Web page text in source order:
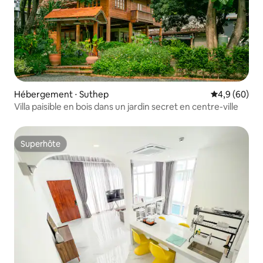
Hébergement ⋅ Suthep Évaluation
4,9 (60)
Villa paisible en bois dans un jardin secret en centre-ville
Superhôte
Superhôte